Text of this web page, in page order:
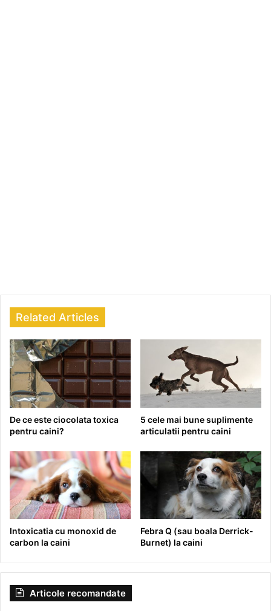
Related Articles
De ce este ciocolata toxica
pentru caini?
5 cele mai bune suplimente
articulatii pentru caini
Intoxicatia cu monoxid de
carbon la caini
Febra Q (sau boala Derrick-
Burnet) la caini
Articole recomandate